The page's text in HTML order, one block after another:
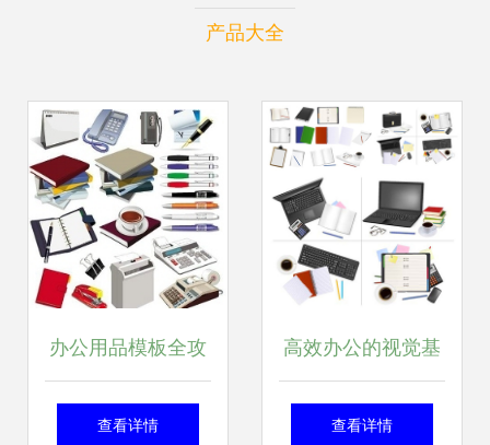
产品大全
办公用品模板全攻
略 免费下载、设计
查看详情
高效办公的视觉基
石 办公用品与设备
查看详情